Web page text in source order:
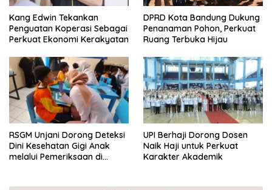
Kang Edwin Tekankan
Penguatan Koperasi Sebagai
Perkuat Ekonomi Kerakyatan
DPRD Kota Bandung Dukung
Penanaman Pohon, Perkuat
Ruang Terbuka Hijau
RSGM Unjani Dorong Deteksi
Dini Kesehatan Gigi Anak
melalui Pemeriksaan di
UPI Berhaji Dorong Dosen
Naik Haji untuk Perkuat
Karakter Akademik